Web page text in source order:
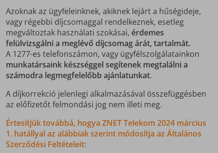
Azoknak az ügyfeleinknek, akiknek lejárt a hűségideje,
vagy régebbi díjcsomaggal rendelkeznek, esetleg
megváltoztak használati szokásai, érdemes
felülvizsgálni a meglévő díjcsomag árát, tartalmát.
A 1277-es telefonszámon, vagy ügyfélszolgálatainkon
munkatársaink készséggel segítenek megtalálni a
számodra legmegfelelőbb ajánlatunkat.
A díjkorrekció jelenlegi alkalmazásával összefüggésben
az előfizetőt felmondási jog nem illeti meg.
Értesítjük továbbá, hogya ZNET Telekom 2024 március
1. hatállyal az alábbiak szerint módosítja az Általános
Szerződési Feltételeit: